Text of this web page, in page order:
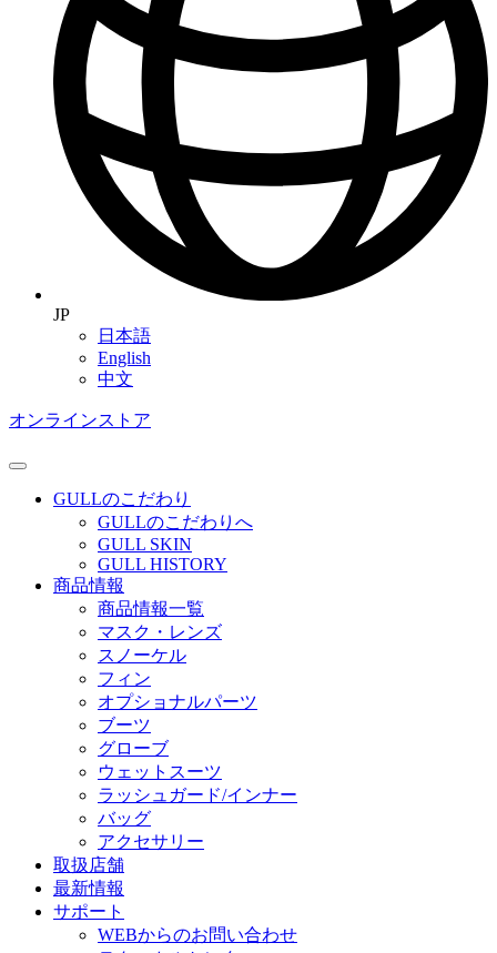
JP
日本語
English
中文
オンラインストア
GULLのこだわり
GULLのこだわりへ
GULL SKIN
GULL HISTORY
商品情報
商品情報一覧
マスク・レンズ
スノーケル
フィン
オプショナルパーツ
ブーツ
グローブ
ウェットスーツ
ラッシュガード/インナー
バッグ
アクセサリー
取扱店舗
最新情報
サポート
WEBからのお問い合わせ